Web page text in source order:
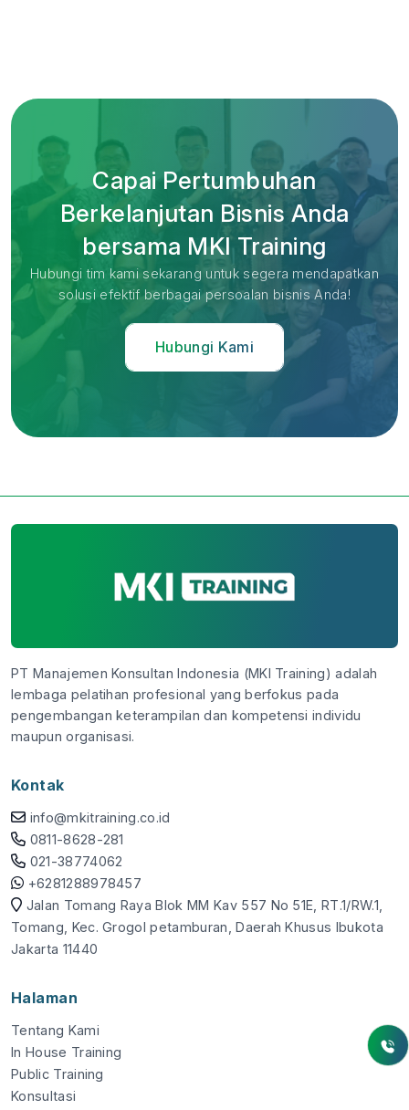
Capai Pertumbuhan
Berkelanjutan Bisnis Anda
bersama MKI Training
Hubungi tim kami sekarang untuk segera mendapatkan
solusi efektif berbagai persoalan bisnis Anda!
Hubungi Kami
PT Manajemen Konsultan Indonesia (MKI Training) adalah
lembaga pelatihan profesional yang berfokus pada
pengembangan keterampilan dan kompetensi individu
maupun organisasi.
Kontak
info@mkitraining.co.id
0811-8628-281
021-38774062
+6281288978457
Jalan Tomang Raya Blok MM Kav 557 No 51E, RT.1/RW.1,
Tomang, Kec. Grogol petamburan, Daerah Khusus Ibukota
Jakarta 11440
Halaman
Tentang Kami
In House Training
Public Training
Konsultasi